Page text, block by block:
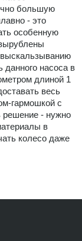
большую
- это
особенную
данного насоса в
длиной 1
весь
гармошкой с
решение - нужно
в
колесо даже